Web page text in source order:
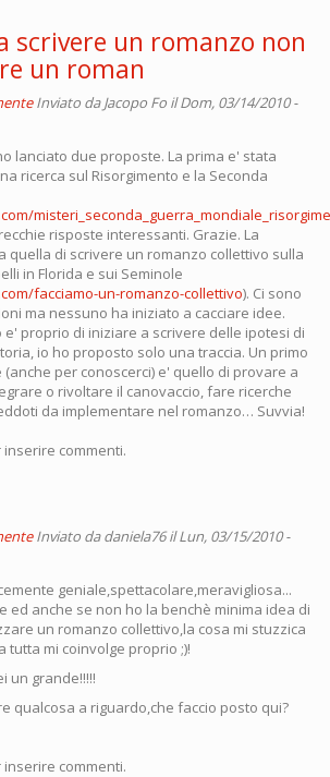
scrivere un romanzo non
un roman
Inviato daJacopo Fo il Dom, 03/14/2010 -
lanciato due proposte. La prima e' stata
ricerca sul Risorgimento e la Seconda
risposte interessanti. Grazie. La
quella di scrivere un romanzo collettivo sulla
in Florida e sui Seminole
facciamo-un-romanzo-collettivo). Ci sono
ma nessuno ha iniziato a cacciare idee.
e' proprio di iniziare a scrivere delle ipotesi di
io ho proposto solo una traccia. Un primo
per conoscerci) e' quello di provare a
o rivoltare il canovaccio, fare ricerche
da implementare nel romanzo… Suvvia!
inserire commenti.
Inviato dadaniela76il Lun, 03/15/2010 -
geniale,spettacolare,meravigliosa...
ed anche se non ho la benchè minima idea di
un romanzo collettivo,la cosa mi stuzzica
tutta mi coinvolge proprio ;)!
un grande!!!!!
qualcosa a riguardo,che faccio posto qui?
inserire commenti.